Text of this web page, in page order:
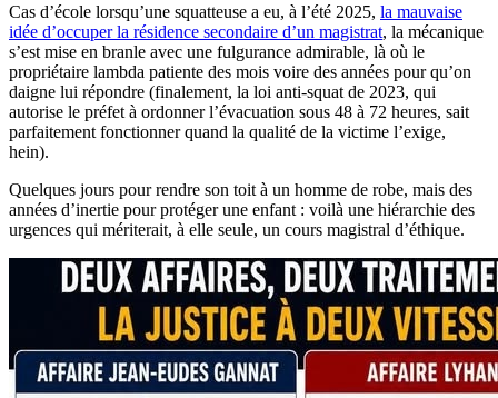
Cas d’école lorsqu’une squatteuse a eu, à l’été 2025, la mauvaise
idée d’occuper la résidence secondaire d’un magistrat, la mécanique
s’est mise en branle avec une fulgurance admirable, là où le
propriétaire lambda patiente des mois voire des années pour qu’on
daigne lui répondre (finalement, la loi anti-squat de 2023, qui
autorise le préfet à ordonner l’évacuation sous 48 à 72 heures, sait
parfaitement fonctionner quand la qualité de la victime l’exige,
hein).
Quelques jours pour rendre son toit à un homme de robe, mais des
années d’inertie pour protéger une enfant : voilà une hiérarchie des
urgences qui mériterait, à elle seule, un cours magistral d’éthique.